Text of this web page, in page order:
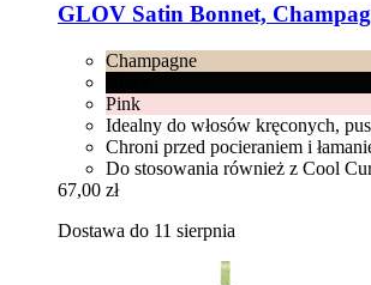
GLOV Satin Bonnet,
Champagne
Pink
Idealny do włosów kręconych,
Chroni przed pocieraniem i
Do stosowania również z Cool
67,00 zł
Dostawa do 11 sierpnia